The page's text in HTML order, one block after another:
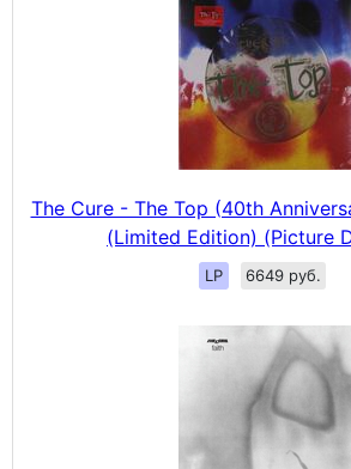
The Cure - The Top (40th
(Limited Edition) (Picture
LP 6649 руб.